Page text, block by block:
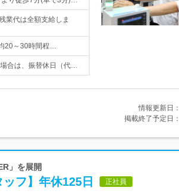
業代は全額支給しま
20～30時間程…
合は、振替休日（代…
情報更新日：
掲載終了予定日：
」を展開
フ】年休125日 正社員